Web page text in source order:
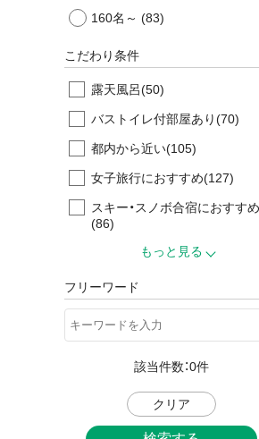
160名～ (83)
こだわり条件
露天風呂(50)
バストイレ付部屋あり(70)
都内から近い(105)
女子旅行におすすめ(127)
スキー・スノボ合宿におすすめ
(86)
もっと見る
フリーワード
該当件数：0件
クリア